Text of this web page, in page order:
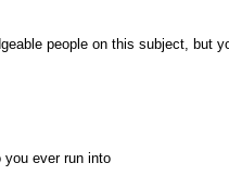
people on this subject, but
ever run into